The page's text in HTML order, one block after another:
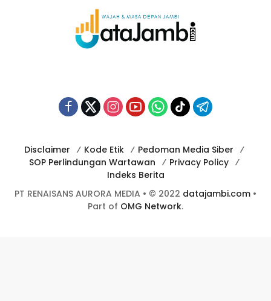
Disclaimer Kode Etik
Pedoman Media Siber
SOP Perlindungan Wartawan
Privacy Policy
Indeks Berita
PT RENAISANS AURORA MEDIA • © 2022 datajambi.com •
Part of OMG Network.